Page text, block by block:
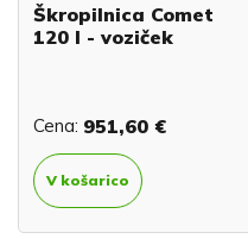
Škropilnica Comet
120 l - voziček
Cena: 951,60 €
V košarico